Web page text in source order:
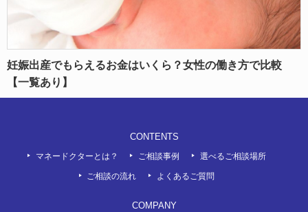
妊娠出産でもらえるお金はいくら？女性の働き方で比較
【一覧あり】
CONTENTS
マネードクターとは？ ご相談事例 選べるご相談場所
ご相談の流れ よくあるご質問
COMPANY